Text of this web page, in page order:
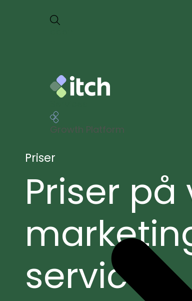
Growth Platform
Priser
Priser på
services